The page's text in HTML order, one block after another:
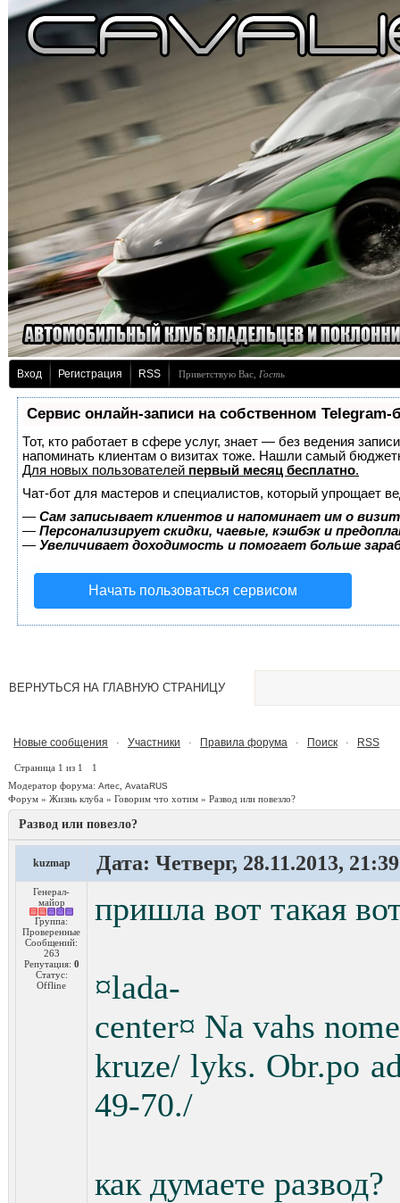
Вход Регистрация RSS Приветствую Вас Гость
Сервис онлайн-записи на собственном Telegram-
Тот, кто работает в сфере услуг, знает — без ведения
напоминать клиентам о визитах тоже. Нашли самый
Для новых пользователей первый месяц бесплатно.
Чат-бот для мастеров и специалистов, который упрощает
— Сам записывает клиентов и напоминает им о
— Персонализирует скидки, чаевые, кэшбэк и
— Увеличивает доходимость и помогает больше
Начать пользоваться сервисом
ВЕРНУТЬСЯ НА ГЛАВНУЮ СТРАНИЦУ
Новые сообщения · Участники · Правила форума · Поиск · RSS
Страница 1 из 1
1
Модератор форума: Artec AvataRUS
Форум » Жизнь клуба » Говорим что хотим » Развод или повезло?
Развод или повезло?
kuzmap Дата: Четверг, 28.11.2013,
Генерал-
майор
Группа:
Проверенные
Сообщений:
263
Репутация: 0
Статус:
Offline
пришла вот такая
¤lada-
center¤ Na vahs
kruze/ lyks. Obr.po
49-70./
как думаете развод?